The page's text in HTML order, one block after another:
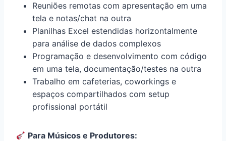
Reuniões remotas com apresentação em uma
tela e notas/chat na outra
Planilhas Excel estendidas horizontalmente
para análise de dados complexos
Programação e desenvolvimento com código
em uma tela, documentação/testes na outra
Trabalho em cafeterias, coworkings e
espaços compartilhados com setup
profissional portátil
Para Músicos e Produtores: